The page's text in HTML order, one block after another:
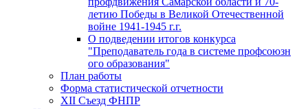
летию Победы в Великой Отечественной
войне 1941-1945 г.г.
О подведении итогов конкурса
"Преподаватель года в системе профсоюзн
ого образования"
План работы
Форма статистической отчетности
XII Съезд ФНПР